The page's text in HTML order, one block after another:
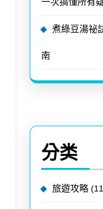
煮綠豆湯祕
南
分类
旅遊攻略